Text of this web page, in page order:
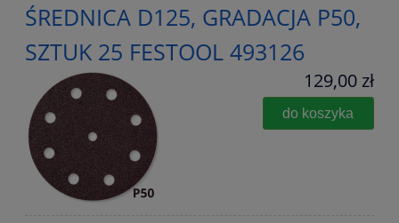
ŚREDNICA D125, GRADACJA P50,
SZTUK 25 FESTOOL 493126
129,00 zł
do koszyka